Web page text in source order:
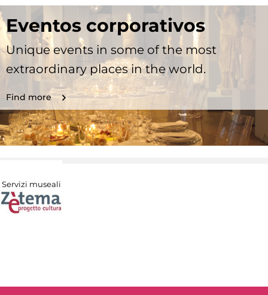
Eventos corporativos
Unique events in some of the most
extraordinary places in the world.
Find more
Servizi museali